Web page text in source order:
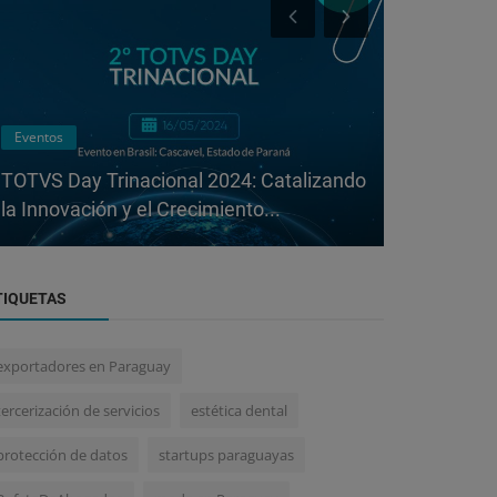
Marketing
Claves de la Logística en la Estrategia de
Marketing: Perspectivas de ...
en Paraguay
de servicios estética dental
de datos startups paraguayas